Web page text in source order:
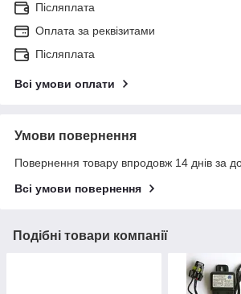
Післяплата
Оплата за реквізитами
Післяплата
Всі умови оплати
Умови повернення
Повернення товару впродовж 14 днів за
Всі умови повернення
Подібні товари компанії